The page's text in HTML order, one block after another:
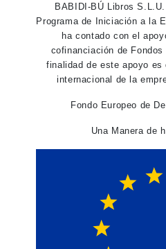
BABIDI-BÚ Libros
Programa de Iniciación a la
ha contado con el
cofinanciación de
finalidad de este apoyo
internacional de la
Fondo Europeo de
Una Manera de